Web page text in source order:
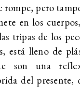
rompe, pero
en los
tripas de los
está lleno de
son una
del presente,